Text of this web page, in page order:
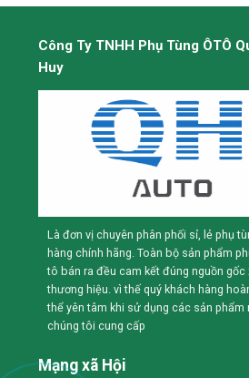
Công Ty TNHH Phụ Tùng ÔTÔ
Huy
Là đơn vị chuyên phân phối sỉ, lẻ phụ
hàng chính hãng. Toàn bộ sản phẩm
tô bán ra đều cam kết đúng nguồn gốc
thương hiệu. vì thế quý khách hàng
thể yên tâm khi sử dụng các sản phẩm
chúng tôi cung cấp
Mạng xã Hội